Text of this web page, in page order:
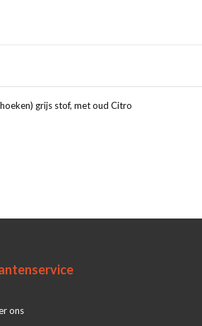
grijs stof, met oud Citro
ons